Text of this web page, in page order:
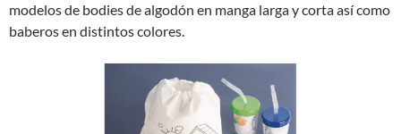
modelos de bodies de algodón en manga larga y corta así como
baberos en distintos colores.